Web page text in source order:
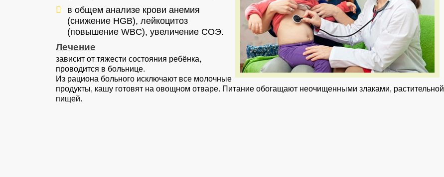
в общем анализе крови анемия
(снижение HGB), лейкоцитоз
(повышение WBC), увеличение СОЭ.
Лечение
зависит от тяжести состояния ребёнка,
проводится в больнице.
Из рациона больного исключают все молочные
продукты, кашу готовят на овощном отваре. Питание обогащают неочищенными злаками, растительной
пищей.